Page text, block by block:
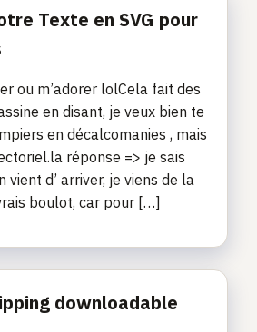
Texte en SVG pour
ou m’adorer lolCela fait des
en disant, je veux bien te
en décalcomanies , mais
réponse => je sais
vient d’ arriver, je viens de la
boulot, car pour […]
downloadable